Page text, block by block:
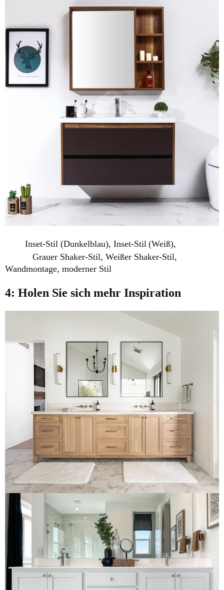
Inset-Stil (Dunkelblau), Inset-Stil (Weiß),
Grauer Shaker-Stil, Weißer Shaker-Stil,
Wandmontage, moderner Stil
4: Holen Sie sich mehr Inspiration